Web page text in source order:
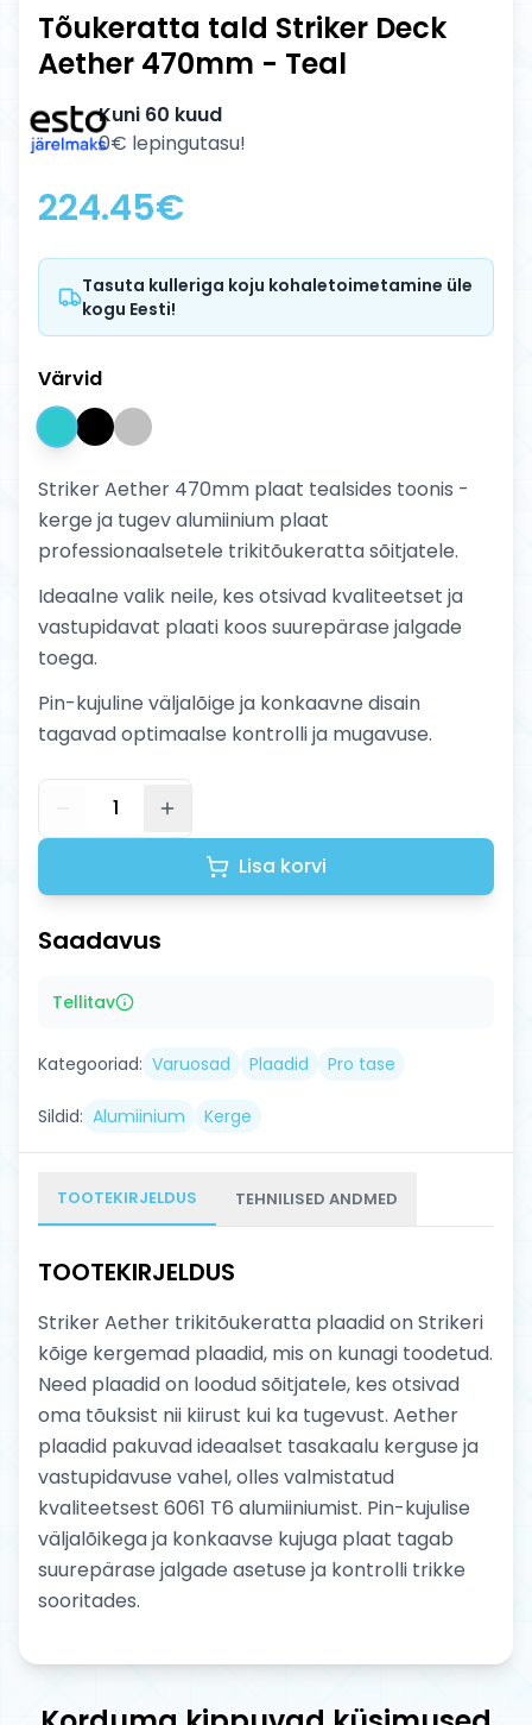
Tõukeratta tald Striker Deck
Aether 470mm - Teal
Kuni 60 kuud
0€ lepingutasu!
224.45€
Tasuta kulleriga koju kohaletoimetamine üle
kogu Eesti!
Värvid
Striker Aether 470mm plaat tealsides toonis -
kerge ja tugev alumiinium plaat
professionaalsetele trikitõukeratta sõitjatele.
Ideaalne valik neile, kes otsivad kvaliteetset ja
vastupidavat plaati koos suurepärase jalgade
toega.
Pin-kujuline väljalõige ja konkaavne disain
tagavad optimaalse kontrolli ja mugavuse.
1
Lisa korvi
Saadavus
Tellitav
Kategooriad: Varuosad Plaadid Pro tase
Sildid: Alumiinium Kerge
TOOTEKIRJELDUS TEHNILISED ANDMED
TOOTEKIRJELDUS
Striker Aether trikitõukeratta plaadid on Strikeri
kõige kergemad plaadid, mis on kunagi toodetud.
Need plaadid on loodud sõitjatele, kes otsivad
oma tõuksist nii kiirust kui ka tugevust. Aether
plaadid pakuvad ideaalset tasakaalu kerguse ja
vastupidavuse vahel, olles valmistatud
kvaliteetsest 6061 T6 alumiiniumist. Pin-kujulise
väljalõikega ja konkaavse kujuga plaat tagab
suurepärase jalgade asetuse ja kontrolli trikke
sooritades.